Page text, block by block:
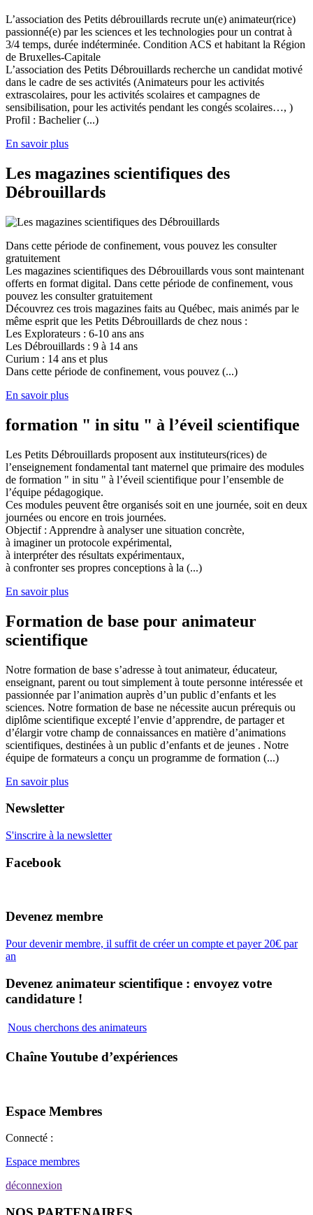
L’association des Petits débrouillards recrute un(e) animateur(rice)
passionné(e) par les sciences et les technologies pour un contrat à
3/4 temps, durée indéterminée. Condition ACS et habitant la Région
de Bruxelles-Capitale
L’association des Petits Débrouillards recherche un candidat motivé
dans le cadre de ses activités (Animateurs pour les activités
extrascolaires, pour les activités scolaires et campagnes de
sensibilisation, pour les activités pendant les congés scolaires…, )
Profil : Bachelier (...)
En savoir plus
Les magazines scientifiques des
Débrouillards
Dans cette période de confinement, vous pouvez les consulter
gratuitement
Les magazines scientifiques des Débrouillards vous sont maintenant
offerts en format digital. Dans cette période de confinement, vous
pouvez les consulter gratuitement
Découvrez ces trois magazines faits au Québec, mais animés par le
même esprit que les Petits Débrouillards de chez nous :
Les Explorateurs : 6-10 ans ans
Les Débrouillards : 9 à 14 ans
Curium : 14 ans et plus
Dans cette période de confinement, vous pouvez (...)
En savoir plus
formation " in situ " à l’éveil scientifique
Les Petits Débrouillards proposent aux instituteurs(rices) de
l’enseignement fondamental tant maternel que primaire des modules
de formation " in situ " à l’éveil scientifique pour l’ensemble de
l’équipe pédagogique.
Ces modules peuvent être organisés soit en une journée, soit en deux
journées ou encore en trois journées.
Objectif : Apprendre à analyser une situation concrète,
à imaginer un protocole expérimental,
à interpréter des résultats expérimentaux,
à confronter ses propres conceptions à la (...)
En savoir plus
Formation de base pour animateur
scientifique
Notre formation de base s’adresse à tout animateur, éducateur,
enseignant, parent ou tout simplement à toute personne intéressée et
passionnée par l’animation auprès d’un public d’enfants et les
sciences. Notre formation de base ne nécessite aucun prérequis ou
diplôme scientifique excepté l’envie d’apprendre, de partager et
d’élargir votre champ de connaissances en matière d’animations
scientifiques, destinées à un public d’enfants et de jeunes . Notre
équipe de formateurs a conçu un programme de formation (...)
En savoir plus
Newsletter
S'inscrire à la newsletter
Facebook
Devenez membre
Pour devenir membre, il suffit de créer un compte et payer 20€ par
an
Devenez animateur scientifique : envoyez votre
candidature !
Nous cherchons des animateurs
Chaîne Youtube d’expériences
Espace Membres
Connecté :
Espace membres
déconnexion